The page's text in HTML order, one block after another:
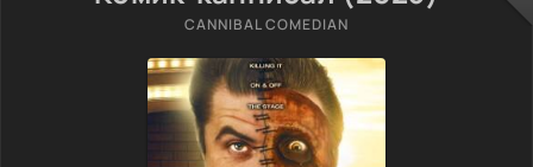
CANNIBAL COMEDIAN